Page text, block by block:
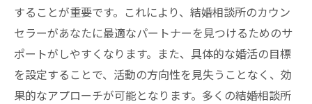
することが重要です。これにより、結婚相談所のカウン
セラーがあなたに最適なパートナーを見つけるためのサ
ポートがしやすくなります。また、具体的な婚活の目標
を設定することで、活動の方向性を見失うことなく、効
果的なアプローチが可能となります。多くの結婚相談所